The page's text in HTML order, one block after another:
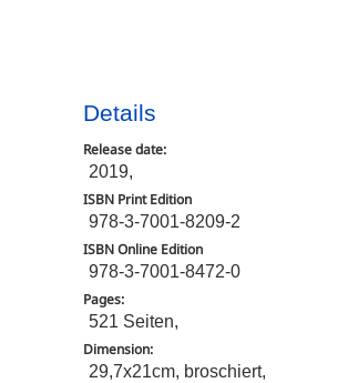
Details
Release date:
2019,
ISBN Print Edition
978-3-7001-8209-2
ISBN Online Edition
978-3-7001-8472-0
Pages:
521 Seiten,
Dimension:
29,7x21cm, broschiert,